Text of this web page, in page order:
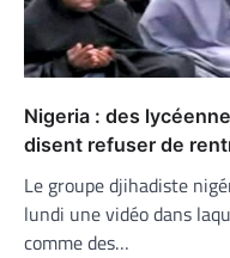
Nigeria : des
disent refuser de
Le groupe djihadiste
lundi une vidéo dans
comme des…